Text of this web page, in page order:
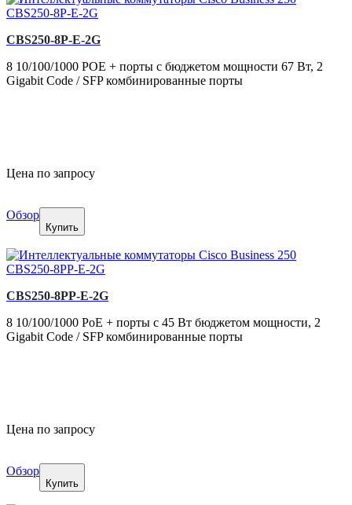
CBS250-8P-E-2G
8 10/100/1000 POE + порты с бюджетом мощности 67 Вт, 2
Gigabit Code / SFP комбинированные порты
Цена по запросу
Обзор
Купить
CBS250-8PP-E-2G
8 10/100/1000 PoE + порты с 45 Вт бюджетом мощности, 2
Gigabit Code / SFP комбинированные порты
Цена по запросу
Обзор
Купить